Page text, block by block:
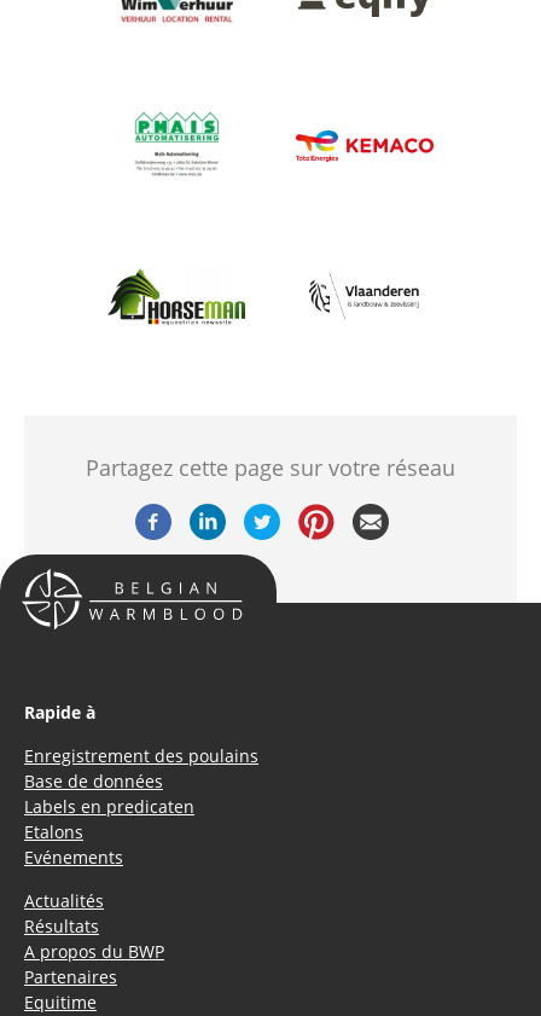
Afbeelding
Afbeelding
Afbeelding Afbeelding
Partagez cette page sur votre réseau
Rapide à
Enregistrement des poulains
Base de données
Labels en predicaten
Etalons
Evénements
Actualités
Résultats
A propos du BWP
Partenaires
Equitime